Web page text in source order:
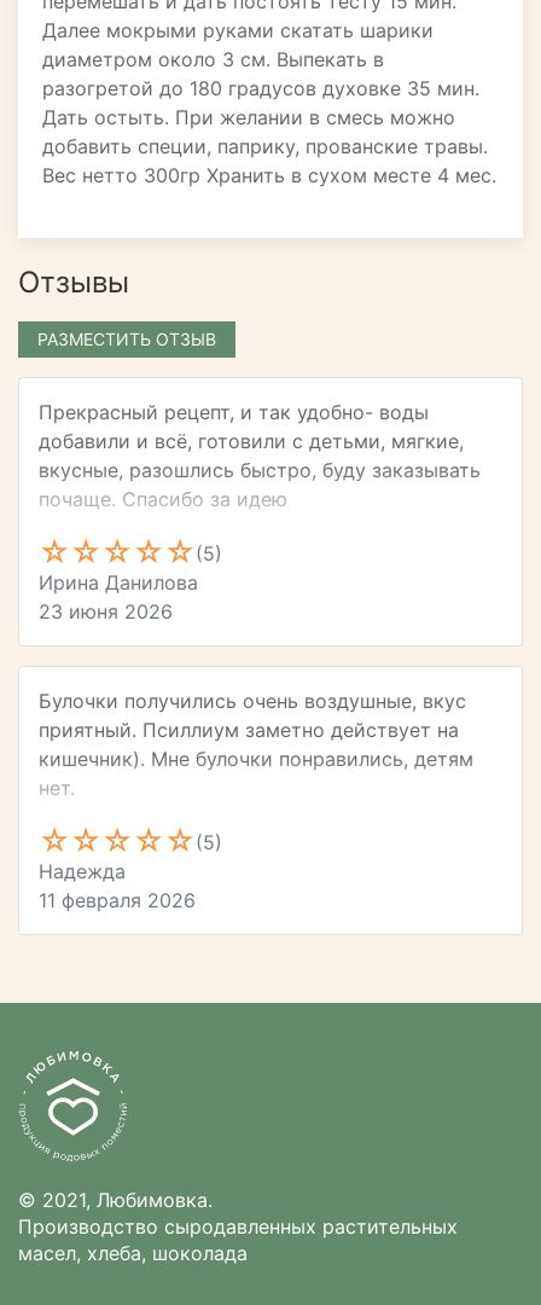
Далее мокрыми руками скатать шарики
диаметром около 3 см. Выпекать в
разогретой до 180 градусов духовке 35 мин.
Дать остыть. При желании в смесь можно
добавить специи, паприку, прованские травы.
Вес нетто 300гр Хранить в сухом месте 4 мес.
Отзывы
РАЗМЕСТИТЬ ОТЗЫВ
Прекрасный рецепт, и так удобно- воды
добавили и всё, готовили с детьми, мягкие,
вкусные, разошлись быстро, буду заказывать
почаще. Спасибо за идею
(5)
Ирина Данилова
23 июня 2026
Булочки получились очень воздушные, вкус
приятный. Псиллиум заметно действует на
кишечник). Мне булочки понравились, детям
нет.
(5)
Надежда
11 февраля 2026
© 2021, Любимовка.
Производство сыродавленных растительных
масел, хлеба, шоколада